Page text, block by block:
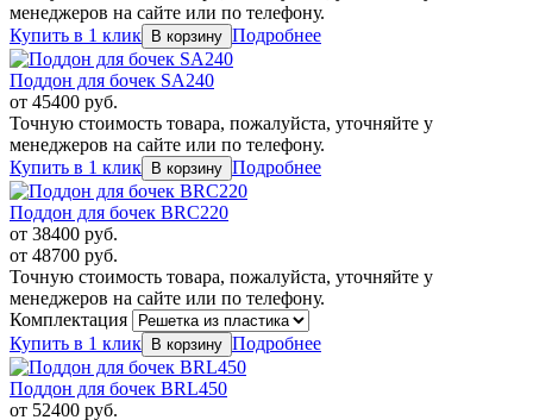
менеджеров на сайте или по телефону.
Купить в 1 клик
Подробнее
Поддон для бочек SA240
от 45400 руб.
Точную стоимость товара, пожалуйста, уточняйте у
менеджеров на сайте или по телефону.
Купить в 1 клик
Подробнее
Поддон для бочек BRC220
от 38400 руб.
от 48700 руб.
Точную стоимость товара, пожалуйста, уточняйте у
менеджеров на сайте или по телефону.
Комплектация
Купить в 1 клик
Подробнее
Поддон для бочек BRL450
от 52400 руб.